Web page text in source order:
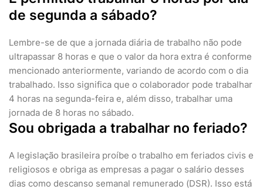
de segunda a sábado?
Lembre-se de que a jornada diária de trabalho não pode
ultrapassar 8 horas e que o valor da hora extra é conforme
mencionado anteriormente, variando de acordo com o dia
trabalhado. Isso significa que o colaborador pode trabalhar
4 horas na segunda-feira e, além disso, trabalhar uma
jornada de 8 horas no sábado.
Sou obrigada a trabalhar no feriado?
A legislação brasileira proíbe o trabalho em feriados civis e
religiosos e obriga as empresas a pagar o salário desses
dias como descanso semanal remunerado (DSR). Isso está